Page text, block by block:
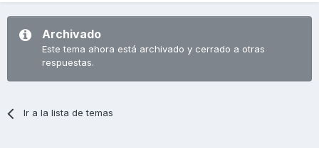
Archivado
Este tema ahora está archivado y cerrado a otras
respuestas.
Ir a la lista de temas